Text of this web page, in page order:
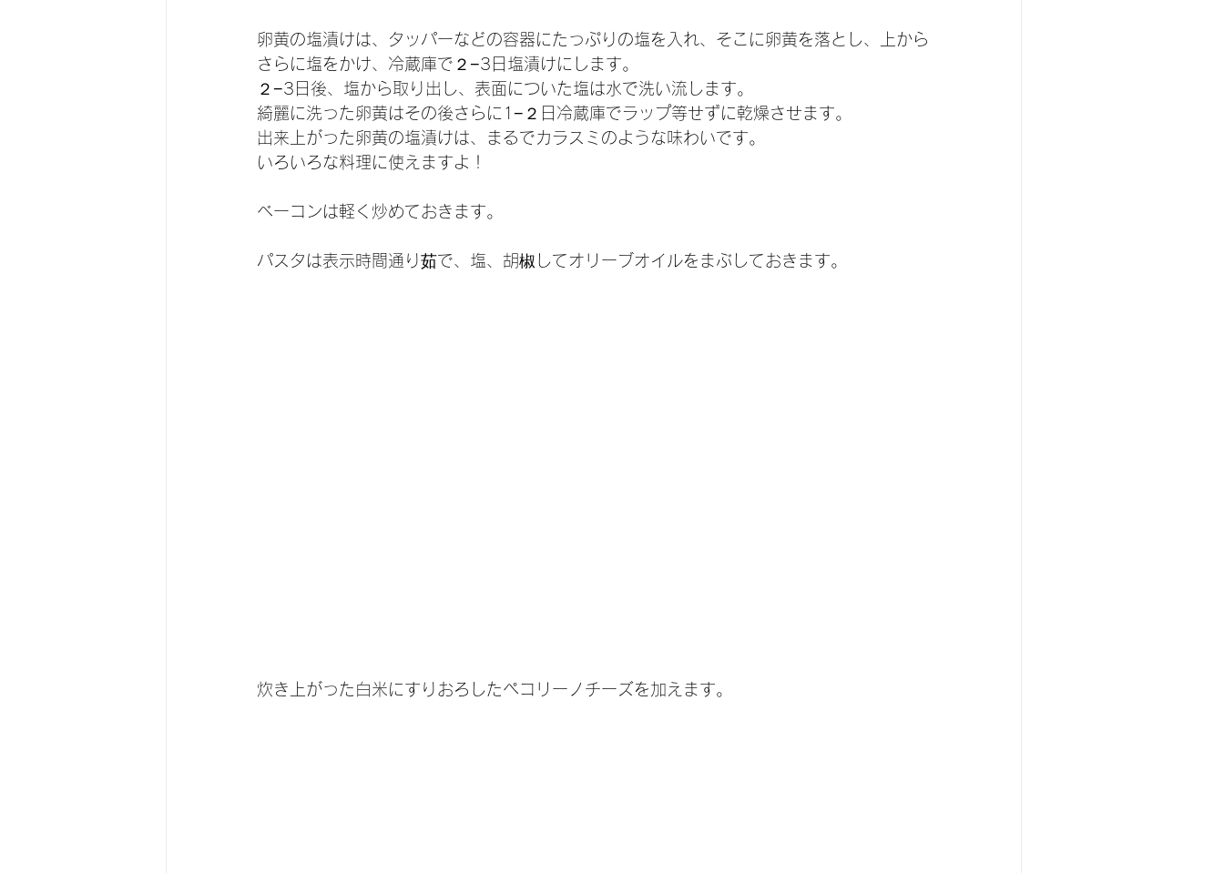
卵黄の塩漬けは、タッパーなどの容器にたっぷりの塩を入れ、そこに卵黄を落とし、上から
さらに塩をかけ、冷蔵庫で２−3日塩漬けにします。
２−3日後、塩から取り出し、表面についた塩は水で洗い流します。
綺麗に洗った卵黄はその後さらに1−２日冷蔵庫でラップ等せずに乾燥させます。
出来上がった卵黄の塩漬けは、まるでカラスミのような味わいです。
いろいろな料理に使えますよ！
ベーコンは軽く炒めておきます。
パスタは表示時間通り茹で、塩、胡椒してオリーブオイルをまぶしておきます。
炊き上がった白米にすりおろしたペコリーノチーズを加えます。